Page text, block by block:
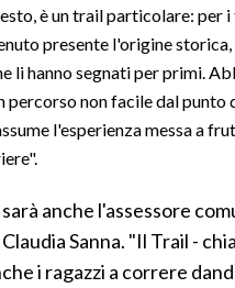
è un trail particolare: per
presente l'origine storica,
li hanno segnati per primi.
percorso non facile dal punto
l'esperienza messa a
anche l'assessore
Sanna. "Il Trail -
i ragazzi a correre